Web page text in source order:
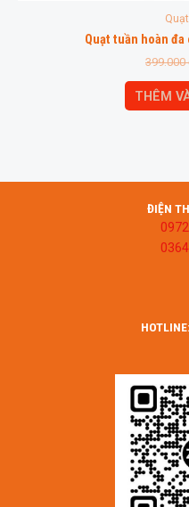
Quạt tuần hoàn đa
399.000
THÊM
ĐIỆN